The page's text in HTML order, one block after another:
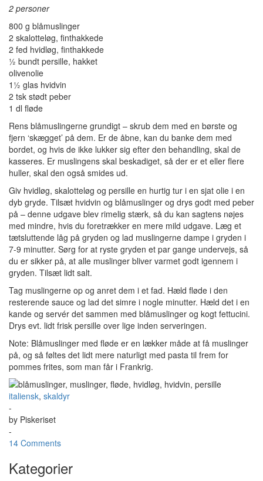
2 personer
800 g blåmuslinger
2 skalotteløg, finthakkede
2 fed hvidløg, finthakkede
½ bundt persille, hakket
olivenolie
1½ glas hvidvin
2 tsk stødt peber
1 dl fløde
Rens blåmuslingerne grundigt – skrub dem med en børste og
fjern ‘skægget’ på dem. Er de åbne, kan du banke dem med
bordet, og hvis de ikke lukker sig efter den behandling, skal de
kasseres. Er muslingens skal beskadiget, så der er et eller flere
huller, skal den også smides ud.
Giv hvidløg, skalotteløg og persille en hurtig tur i en sjat olie i en
dyb gryde. Tilsæt hvidvin og blåmuslinger og drys godt med peber
på – denne udgave blev rimelig stærk, så du kan sagtens nøjes
med mindre, hvis du foretrækker en mere mild udgave. Læg et
tætsluttende låg på gryden og lad muslingerne dampe i gryden i
7-9 minutter. Sørg for at ryste gryden et par gange undervejs, så
du er sikker på, at alle muslinger bliver varmet godt igennem i
gryden. Tilsæt lidt salt.
Tag muslingerne op og anret dem i et fad. Hæld fløde i den
resterende sauce og lad det simre i nogle minutter. Hæld det i en
kande og servér det sammen med blåmuslinger og kogt fettucini.
Drys evt. lidt frisk persille over lige inden serveringen.
Note: Blåmuslinger med fløde er en lækker måde at få muslinger
på, og så føltes det lidt mere naturligt med pasta til frem for
pommes frites, som man får i Frankrig.
italiensk, skaldyr
-
by Piskeriset
-
14 Comments
Kategorier